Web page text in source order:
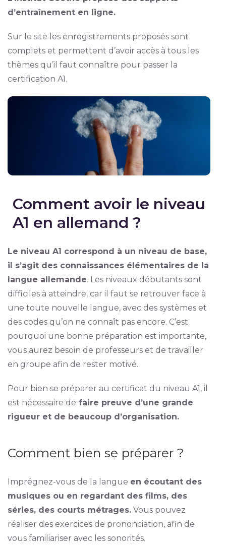
d’entraînement en ligne.
Sur le site les enregistrements proposés sont
complets et permettent d’avoir accès à tous les
thèmes qu’il faut connaître pour passer la
certification A1.
Comment avoir le niveau
A1 en allemand ?
Le niveau A1 correspond à un niveau de base,
il s’agit des connaissances élémentaires de la
langue allemande. Les niveaux débutants sont
difficiles à atteindre, car il faut se retrouver face à
une toute nouvelle langue, avec des systèmes et
des codes qu’on ne connaît pas encore. C’est
pourquoi une bonne préparation est importante,
vous aurez besoin de professeurs et de travailler
en groupe afin de rester motivé.
Pour bien se préparer au certificat du niveau A1, il
est nécessaire de faire preuve d’une grande
rigueur et de beaucoup d’organisation.
Comment bien se préparer ?
Imprégnez-vous de la langue en écoutant des
musiques ou en regardant des films, des
séries, des courts métrages.Vous pouvez
réaliser des exercices de prononciation, afin de
vous familiariser avec les sonorités.